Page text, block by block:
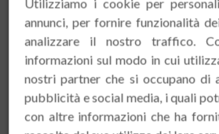
Utilizziamo i cookie per
annunci, per fornire funzionalità
analizzare il nostro traffico.
informazioni sul modo in cui
nostri partner che si occupano di
pubblicità e social media, i quali
con altre informazioni che ha